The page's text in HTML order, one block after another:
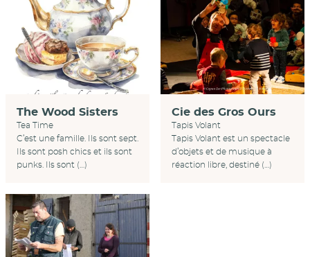
The Wood Sisters
Tea Time
C’est une famille. Ils sont sept.
Ils sont posh chics et ils sont
punks. Ils sont (…)
Cie des Gros Ours
Tapis Volant
Tapis Volant est un spectacle
d’objets et de musique à
réaction libre, destiné (…)